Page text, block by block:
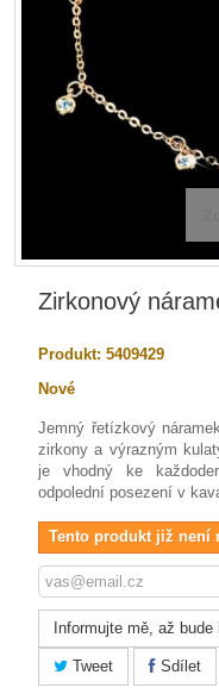
Zirkonový
Produkt: 5409429
Nové
Jemný řetízkový
zirkony a výrazným
je vhodný ke
odpolední posezení v
Tento produkt již není
Informujte mě, až
Tweet Sdílet